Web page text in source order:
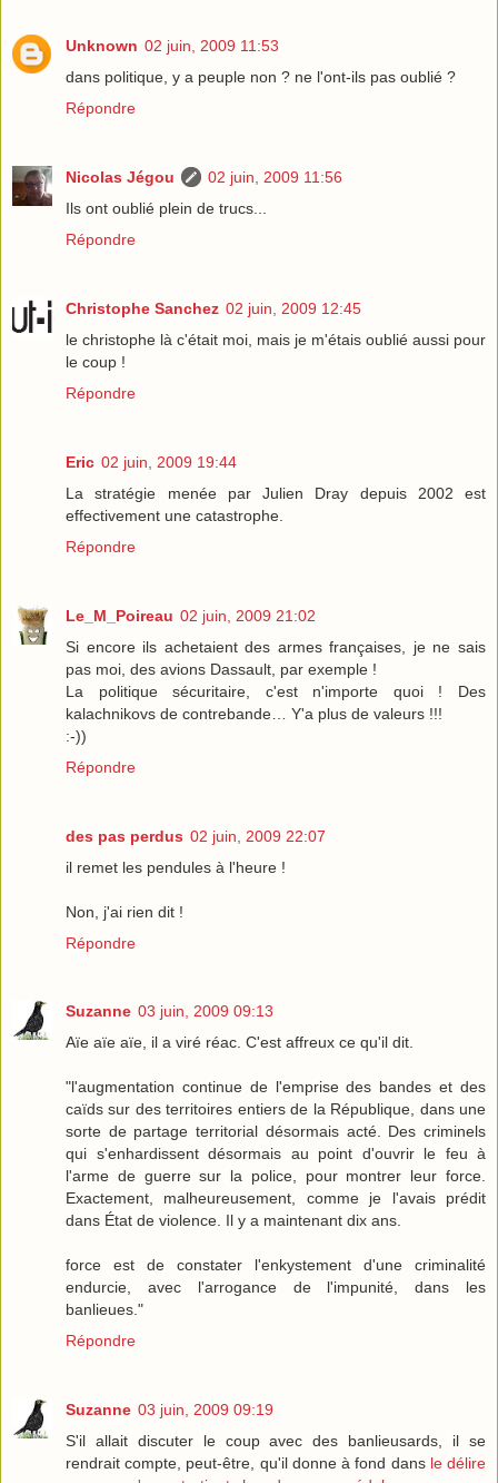
Unknown 02 juin, 2009 11:53
dans politique, y a peuple non ? ne l'ont-ils pas oublié ?
Répondre
Nicolas Jégou
02 juin, 2009 11:56
Ils ont oublié plein de trucs...
Répondre
Christophe Sanchez 02 juin, 2009 12:45
le christophe là c'était moi, mais je m'étais oublié aussi pour
le coup !
Répondre
Eric 02 juin, 2009 19:44
La stratégie menée par Julien Dray depuis 2002 est
effectivement une catastrophe.
Répondre
Le_M_Poireau 02 juin, 2009 21:02
Si encore ils achetaient des armes françaises, je ne sais
pas moi, des avions Dassault, par exemple !
La politique sécuritaire, c'est n'importe quoi ! Des
kalachnikovs de contrebande… Y'a plus de valeurs !!!
:-))
Répondre
des pas perdus 02 juin, 2009 22:07
il remet les pendules à l'heure !
Non, j'ai rien dit !
Répondre
Suzanne 03 juin, 2009 09:13
Aïe aïe aïe, il a viré réac. C'est affreux ce qu'il dit.
"l'augmentation continue de l'emprise des bandes et des
caïds sur des territoires entiers de la République, dans une
sorte de partage territorial désormais acté. Des criminels
qui s'enhardissent désormais au point d'ouvrir le feu à
l'arme de guerre sur la police, pour montrer leur force.
Exactement, malheureusement, comme je l'avais prédit
dans État de violence. Il y a maintenant dix ans.
force est de constater l'enkystement d'une criminalité
endurcie, avec l'arrogance de l'impunité, dans les
banlieues."
Répondre
Suzanne 03 juin, 2009 09:19
S'il allait discuter le coup avec des banlieusards, il se
rendrait compte, peut-être, qu'il donne à fond dans le délire